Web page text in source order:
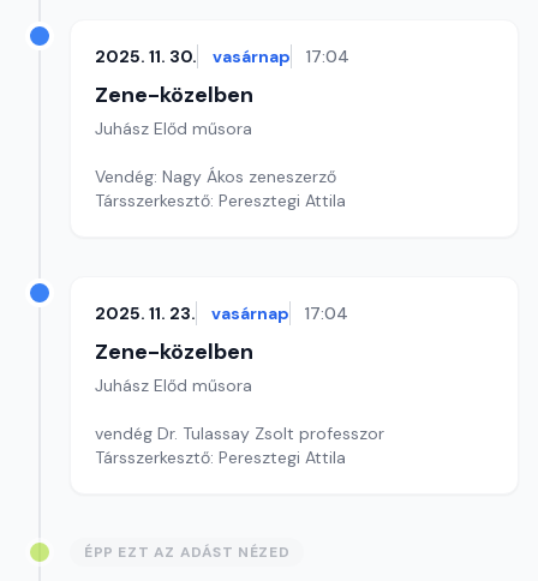
2025. 11. 30. vasárnap 17:04
Zene-közelben
Juhász Előd műsora
Vendég: Nagy Ákos zeneszerző
Társszerkesztő: Peresztegi Attila
2025. 11. 23. vasárnap 17:04
Zene-közelben
Juhász Előd műsora
vendég Dr. Tulassay Zsolt professzor
Társszerkesztő: Peresztegi Attila
ÉPP EZT AZ ADÁST NÉZED